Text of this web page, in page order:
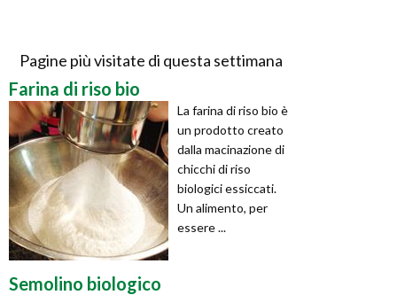
Pagine più visitate di questa settimana
Farina di riso bio
La farina di riso bio è
un prodotto creato
dalla macinazione di
chicchi di riso
biologici essiccati.
Un alimento, per
essere ...
Semolino biologico